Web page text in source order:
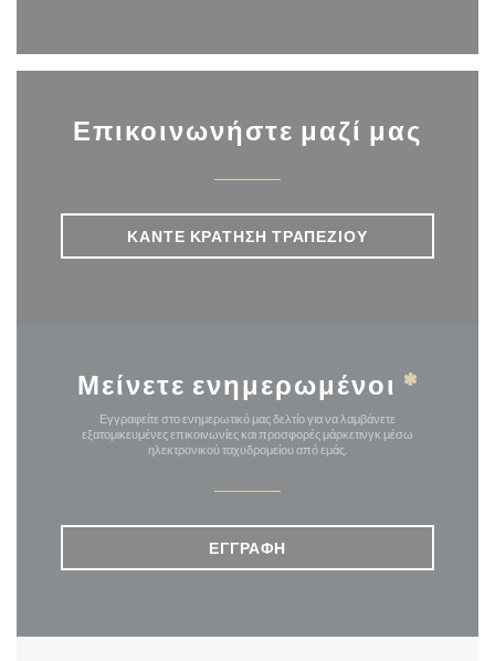
Επικοινωνήστε μαζί μας
ΚΆΝΤΕ ΚΡΆΤΗΣΗ ΤΡΑΠΕΖΙΟΎ
Μείνετε ενημερωμένοι *
Εγγραφείτε στο ενημερωτικό μας δελτίο για να λαμβάνετε
εξατομικευμένες επικοινωνίες και προσφορές μάρκετινγκ μέσω
ηλεκτρονικού ταχυδρομείου από εμάς.
ΕΓΓΡΑΦΉ